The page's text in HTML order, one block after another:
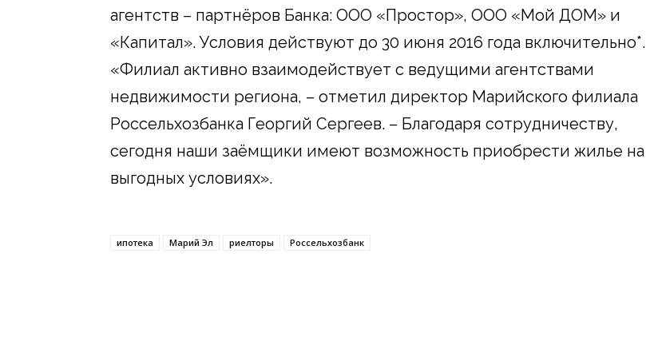
агентств – партнёров Банка: ООО «Простор», ООО «Мой ДОМ» и
«Капитал». Условия действуют до 30 июня 2016 года включительно*.
«Филиал активно взаимодействует с ведущими агентствами
недвижимости региона, – отметил директор Марийского филиала
Россельхозбанка Георгий Сергеев. – Благодаря сотрудничеству,
сегодня наши заёмщики имеют возможность приобрести жилье на
выгодных условиях».
ипотека Марий Эл риелторы Россельхозбанк